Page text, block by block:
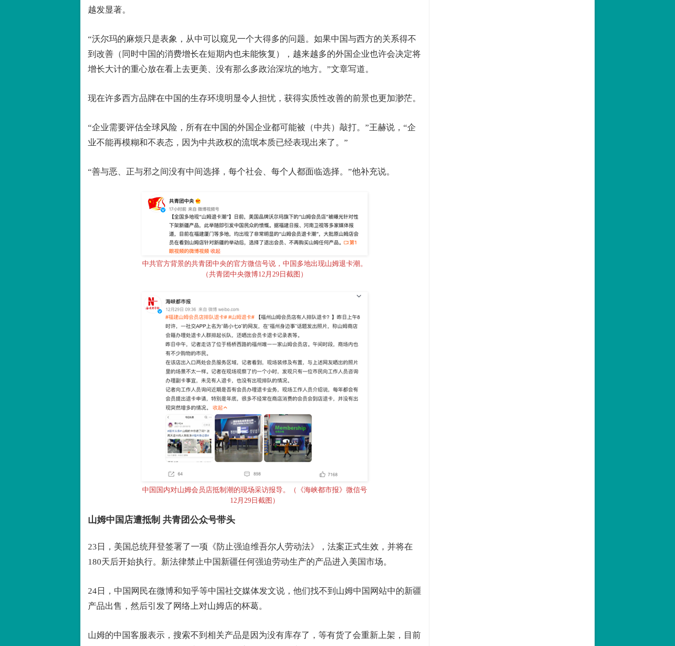
越发显著。
“沃尔玛的麻烦只是表象，从中可以窥见一个大得多的问题。如果中国与西方的关系得不
到改善（同时中国的消费增长在短期内也未能恢复），越来越多的外国企业也许会决定将
增长大计的重心放在看上去更美、没有那么多政治深坑的地方。”文章写道。
现在许多西方品牌在中国的生存环境明显令人担忧，获得实质性改善的前景也更加渺茫。
“企业需要评估全球风险，所有在中国的外国企业都可能被（中共）敲打。”王赫说，“企
业不能再模糊和不表态，因为中共政权的流氓本质已经表现出来了。”
“善与恶、正与邪之间没有中间选择，每个社会、每个人都面临选择。”他补充说。
中共官方背景的共青团中央的官方微信号说，中国多地出现山姆退卡潮。
（共青团中央微博12月29日截图）
中国国内对山姆会员店抵制潮的现场采访报导。（《海峡都市报》微信号
12月29日截图）
山姆中国店遭抵制 共青团公众号带头
23日，美国总统拜登签署了一项《防止强迫维吾尔人劳动法》，法案正式生效，并将在
180天后开始执行。新法律禁止中国新疆任何强迫劳动生产的产品进入美国市场。
24日，中国网民在微博和知乎等中国社交媒体发文说，他们找不到山姆中国网站中的新疆
产品出售，然后引发了网络上对山姆店的杯葛。
山姆的中国客服表示，搜索不到相关产品是因为没有库存了，等有货了会重新上架，目前